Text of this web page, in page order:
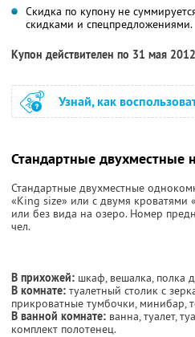
Скидка по купону не
скидками и спецпредложениями.
Купон действителен по 31 мая
Узнай, как
Стандартные двухместные
Стандартные двухместные
«King size» или с двумя кроватями
или без вида на озеро. Номер
чел.
В прихожей: шкаф, вешалка, полка
В комнате: туалетный столик с
прикроватные тумбочки, минибар,
В ванной комнате: ванна, туалет,
комплект полотенец.